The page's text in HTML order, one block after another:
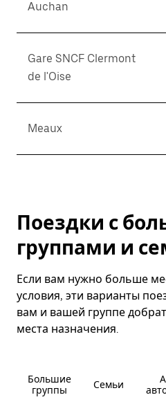
Auchan
Gare SNCF Clermont
de l'Oise
Meaux
Поездки с
группами и
Если вам нужно больше
условия, эти варианты
вам и вашей группе
места назначения.
Большие
группы
Семьи